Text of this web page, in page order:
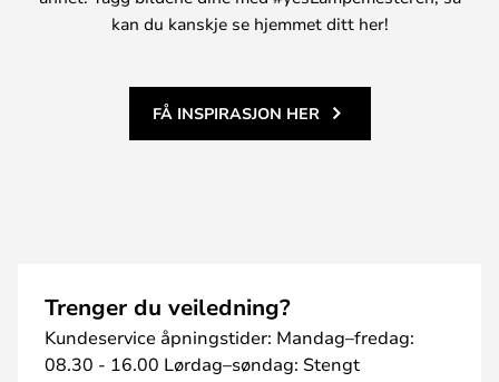
kan du kanskje se hjemmet ditt her!
FÅ INSPIRASJON HER
Trenger du veiledning?
Kundeservice åpningstider: Mandag–fredag:
08.30 - 16.00 Lørdag–søndag: Stengt